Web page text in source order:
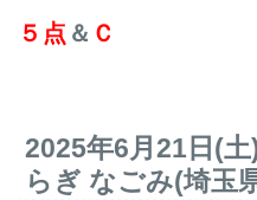
５ 点 ＆ Ｃ
2025年6月21日(
らぎ なごみ(埼玉